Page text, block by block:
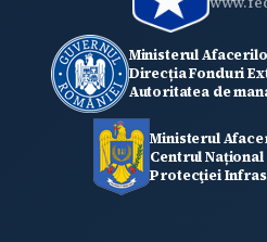
Ministerul
Direcția Fonduri
Autoritatea de
Ministerul
Centrul
Protecţiei